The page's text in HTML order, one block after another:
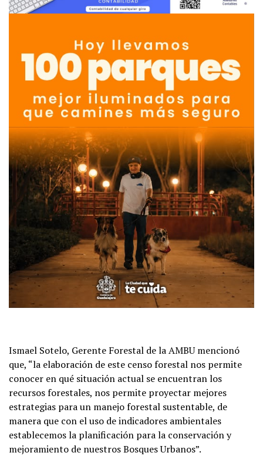
Ismael Sotelo, Gerente Forestal de la AMBU mencionó
que, “la elaboración de este censo forestal nos permite
conocer en qué situación actual se encuentran los
recursos forestales, nos permite proyectar mejores
estrategias para un manejo forestal sustentable, de
manera que con el uso de indicadores ambientales
establecemos la planificación para la conservación y
mejoramiento de nuestros Bosques Urbanos”.